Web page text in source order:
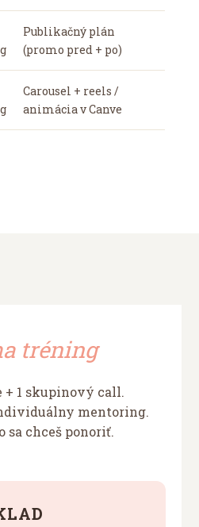
Publikačný plán
(promo pred + po)
Carousel + reels /
animácia v Canve
tréning
+ 1 skupinový call.
mentoring.
sa chceš ponoriť.